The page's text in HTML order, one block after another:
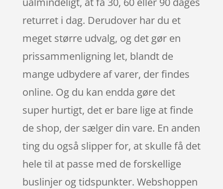
returret i dag. Derudover har du et
meget større udvalg, og det gør en
prissammenligning let, blandt de
mange udbydere af varer, der findes
online. Og du kan endda gøre det
super hurtigt, det er bare lige at finde
de shop, der sælger din vare. En anden
ting du også slipper for, at skulle få det
hele til at passe med de forskellige
buslinjer og tidspunkter. Webshoppen